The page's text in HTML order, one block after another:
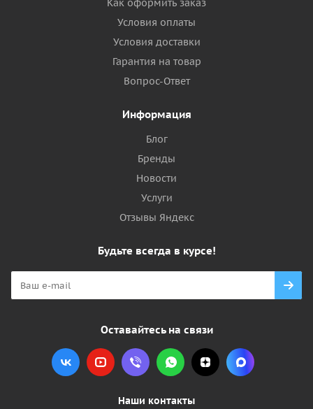
Как оформить заказ
Условия оплаты
Условия доставки
Гарантия на товар
Вопрос-Ответ
Информация
Блог
Бренды
Новости
Услуги
Отзывы Яндекс
Будьте всегда в курсе!
Оставайтесь на связи
Наши контакты